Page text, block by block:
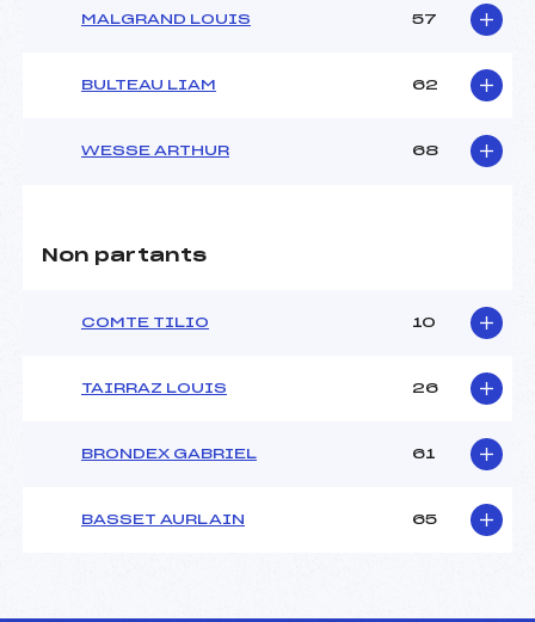
MALGRAND LOUIS 57
BULTEAU LIAM 62
WESSE ARTHUR 68
Non partants
COMTE TILIO 10
TAIRRAZ LOUIS 26
BRONDEX GABRIEL 61
BASSET AURLAIN 65